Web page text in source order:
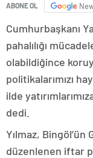
ABONE OL
Cumhurbaşkanı
pahalılığı
olabildiğince
politikalarımızı
ilde
dedi.
Yılmaz,
düzenlenen iftar